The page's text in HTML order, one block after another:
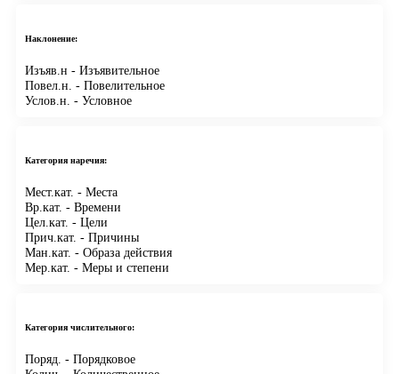
Наклонение:
Изъяв.н - Изъявительное
Повел.н. - Повелительное
Услов.н. - Условное
Категория наречия:
Мест.кат. - Места
Вр.кат. - Времени
Цел.кат. - Цели
Прич.кат. - Причины
Ман.кат. - Образа действия
Мер.кат. - Меры и степени
Категория числительного:
Поряд. - Порядковое